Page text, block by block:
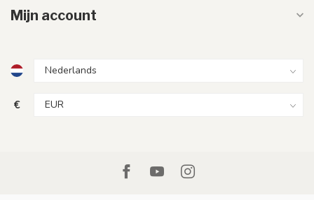
Mijn account
€